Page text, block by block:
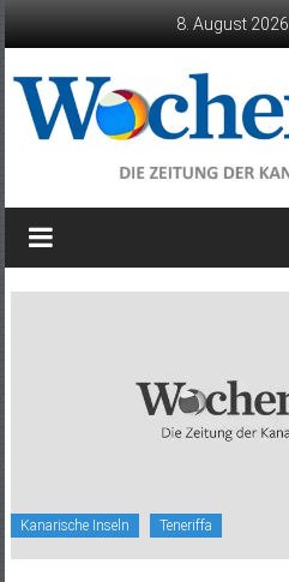
8. August 2026
Wochenblatt
die
Kanarische Inseln Teneriffa